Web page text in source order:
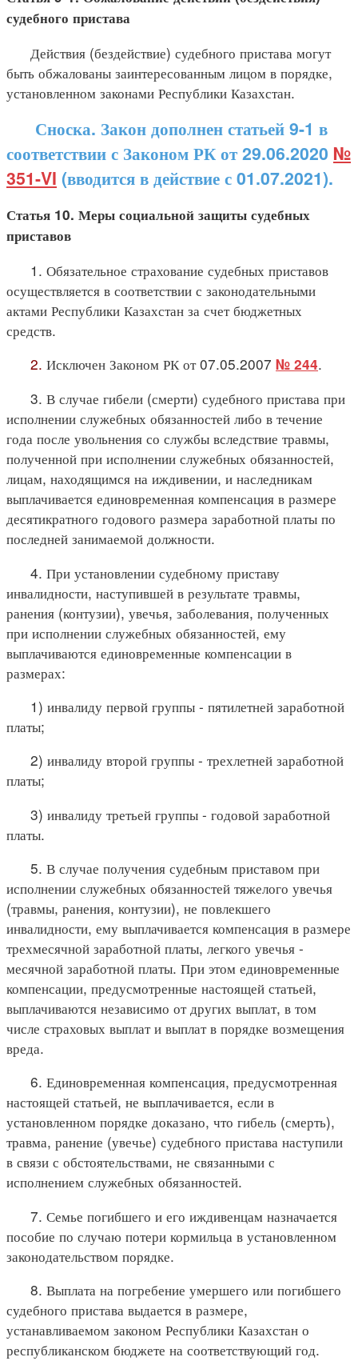
судебного пристава
Действия (бездействие) судебного пристава могут
быть обжалованы заинтересованным лицом в порядке,
установленном законами Республики Казахстан.
Сноска. Закон дополнен статьей 9-1 в
соответствии с Законом РК от 29.06.2020 №
351-VI (вводится в действие с 01.07.2021).
Статья 10. Меры социальной защиты судебных
приставов
1. Обязательное страхование судебных приставов
осуществляется в соответствии с законодательными
актами Республики Казахстан за счет бюджетных
средств.
2. Исключен Законом РК от 07.05.2007 № 244.
3. В случае гибели (смерти) судебного пристава при
исполнении служебных обязанностей либо в течение
года после увольнения со службы вследствие травмы,
полученной при исполнении служебных обязанностей,
лицам, находящимся на иждивении, и наследникам
выплачивается единовременная компенсация в размере
десятикратного годового размера заработной платы по
последней занимаемой должности.
4. При установлении судебному приставу
инвалидности, наступившей в результате травмы,
ранения (контузии), увечья, заболевания, полученных
при исполнении служебных обязанностей, ему
выплачиваются единовременные компенсации в
размерах:
1) инвалиду первой группы - пятилетней заработной
платы;
2) инвалиду второй группы - трехлетней заработной
платы;
3) инвалиду третьей группы - годовой заработной
платы.
5. В случае получения судебным приставом при
исполнении служебных обязанностей тяжелого увечья
(травмы, ранения, контузии), не повлекшего
инвалидности, ему выплачивается компенсация в размере
трехмесячной заработной платы, легкого увечья -
месячной заработной платы. При этом единовременные
компенсации, предусмотренные настоящей статьей,
выплачиваются независимо от других выплат, в том
числе страховых выплат и выплат в порядке возмещения
вреда.
6. Единовременная компенсация, предусмотренная
настоящей статьей, не выплачивается, если в
установленном порядке доказано, что гибель (смерть),
травма, ранение (увечье) судебного пристава наступили
в связи с обстоятельствами, не связанными с
исполнением служебных обязанностей.
7. Семье погибшего и его иждивенцам назначается
пособие по случаю потери кормильца в установленном
законодательством порядке.
8. Выплата на погребение умершего или погибшего
судебного пристава выдается в размере,
устанавливаемом законом Республики Казахстан о
республиканском бюджете на соответствующий год.